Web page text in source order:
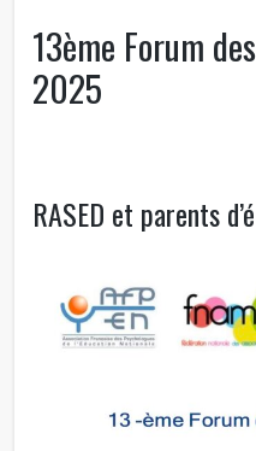
13ème Forum
2025
RASED et parents